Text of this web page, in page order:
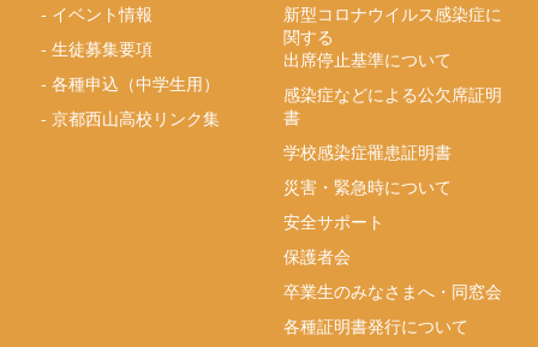
- イベント情報
-生徒募集要項
-各種申込（中学生用）
-京都西山高校リンク集
新型コロナウイルス感染症に
関する
出席停止基準について
感染症などによる公欠席証明
書
学校感染症罹患証明書
災害・緊急時について
安全サポート
保護者会
卒業生のみなさまへ・同窓会
各種証明書発行について